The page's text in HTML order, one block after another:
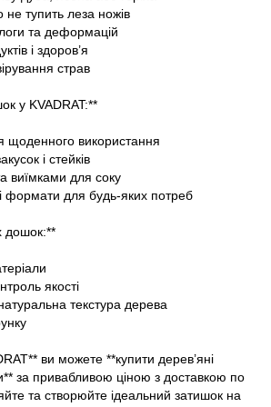
тупить леза ножів
та деформацій
і здоров’я
страв
у KVADRAT:**
щоденного використання
і стейків
виїмками для соку
формати для будь-яких потреб
дошок:**
якості
текстура дерева
ви можете **купити дерев’яні
за привабливою ціною з доставкою по
та створюйте ідеальний затишок на